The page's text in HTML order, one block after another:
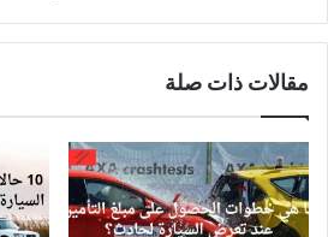
مقالات ذات صلة